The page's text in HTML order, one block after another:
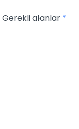
Gerekli alanlar *